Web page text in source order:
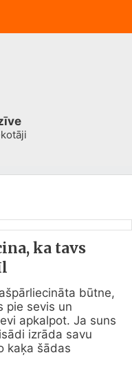
ka tavs
būtne,
pie sevis un
apkalpot. Ja suns
izrāda savu
kaķa šādas